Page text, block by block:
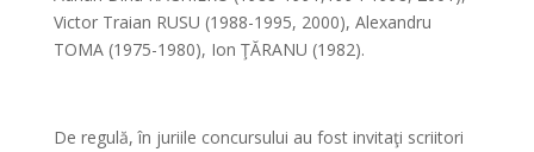
Victor Traian RUSU (1988-1995, 2000), Alexandru
TOMA (1975-1980), Ion ŢĂRANU (1982).
De regulă, în juriile concursului au fost invitaţi scriitori